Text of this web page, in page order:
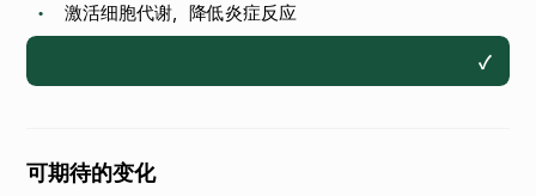
• 激活细胞代谢，降低炎症反应
✓
可期待的变化